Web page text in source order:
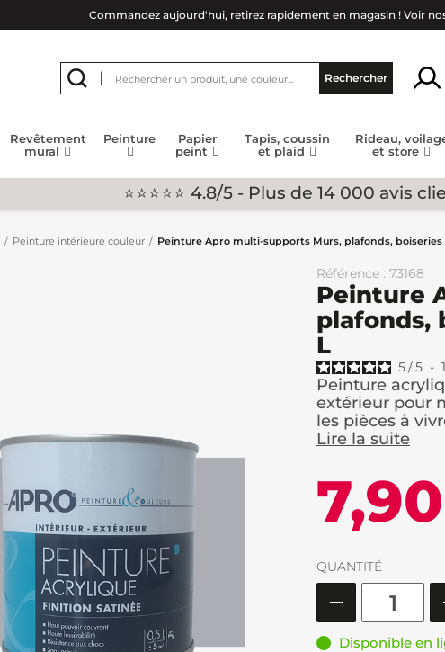
Commandez aujourd'hui, retirez rapidement en magasin ! Voir
Rechercher
Revêtement
mural
Peinture
Papier
peint
Tapis, coussin
et plaid
Rideau,
et store
⭐⭐⭐⭐⭐ 4.8/5 - Plus de 14 000 avis
Peinture intérieure couleur Peinture Apro multi-supports Murs, plafonds,
Référence : 73168
Peinture
plafonds,
L
5/5 - 1
Peinture
extérieur pour
les pièces à
Lire la suite
QUANTITÉ
Disponible en